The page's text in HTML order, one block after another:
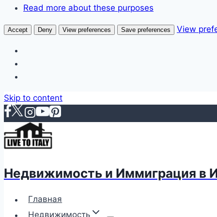
Read more about these purposes
Accept Deny View preferences Save preferences View
Skip to content
Недвижимость и Иммиграция в
Главная
Недвижимость